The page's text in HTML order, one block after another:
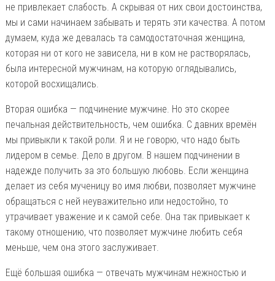
не привлекает слабость. А скрывая от них свои достоинства,
мы и сами начинаем забывать и терять эти качества. А потом
думаем, куда же девалась та самодостаточная женщина,
которая ни от кого не зависела, ни в ком не растворялась,
была интересной мужчинам, на которую оглядывались,
которой восхищались.
Вторая ошибка — подчинение мужчине. Но это скорее
печальная действительность, чем ошибка. С давних времён
мы привыкли к такой роли. Я и не говорю, что надо быть
лидером в семье. Дело в другом. В нашем подчинении в
надежде получить за это большую любовь. Если женщина
делает из себя мученицу во имя любви, позволяет мужчине
обращаться с ней неуважительно или недостойно, то
утрачивает уважение и к самой себе. Она так привыкает к
такому отношению, что позволяет мужчине любить себя
меньше, чем она этого заслуживает.
Ещё большая ошибка — отвечать мужчинам нежностью и